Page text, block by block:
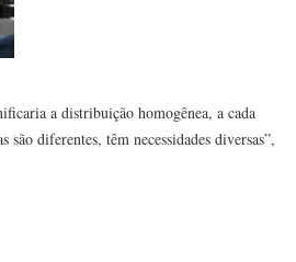
a distribuição homogênea, a cada
são diferentes, têm necessidades diversas”,